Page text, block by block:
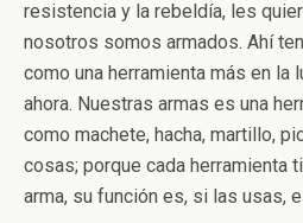
resistencia y la rebeldía, les
nosotros somos armados. Ahí
como una herramienta más en la
ahora. Nuestras armas es una
como machete, hacha, martillo,
cosas; porque cada herramienta
arma, su función es, si las usas,